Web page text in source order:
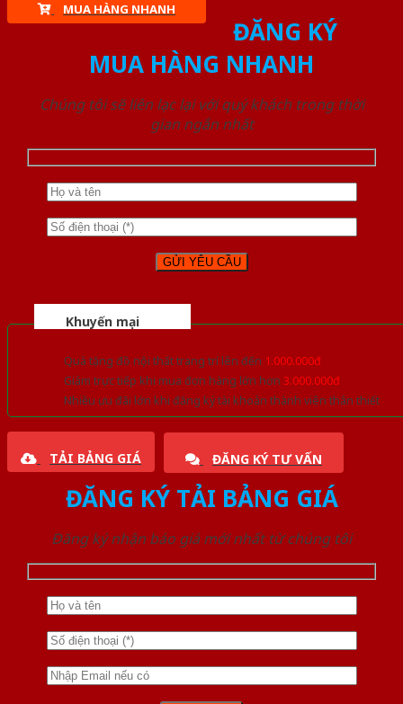
MUA HÀNG NHANH
ĐĂNG KÝ
MUA HÀNG NHANH
Chúng tôi sẽ liên lạc lại với quý khách trong thời
gian ngắn nhất
Khuyến mại
Quà tặng đồ nội thất trang trí lên đến 1.000.000đ
Giảm trực tiếp khi mua đơn hàng lớn hơn 3.000.000đ
Nhiều ưu đãi lớn khi đăng ký tài khoản thành viên thân thiết
TẢI BẢNG GIÁ ĐĂNG KÝ TƯ VẤN
ĐĂNG KÝ TẢI BẢNG GIÁ
Đăng ký nhận báo giá mới nhất từ chúng tôi